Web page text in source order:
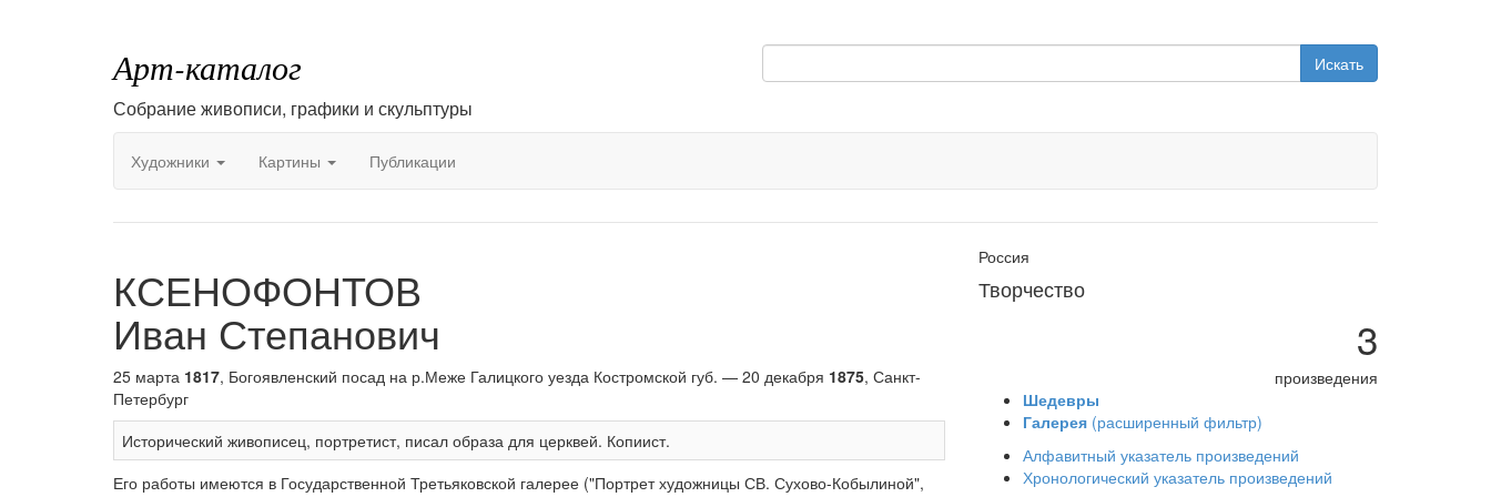
Арт-каталог
Собрание живописи, графики и скульптуры
Искать
Художники Картины Публикации
КСЕНОФОНТОВ
Иван Степанович
25 марта 1817, Богоявленский посад на р.Меже Галицкого уезда Костромской губ. — 20 декабря 1875, Санкт-
Петербург
Исторический живописец, портретист, писал образа для церквей. Копиист.
Его работы имеются в Государственной Третьяковской галерее ("Портрет художницы СВ. Сухово-Кобылиной",
Россия
Творчество
3
произведения
Шедевры
Галерея (расширенный фильтр)
Алфавитный указатель произведений
Хронологический указатель произведений